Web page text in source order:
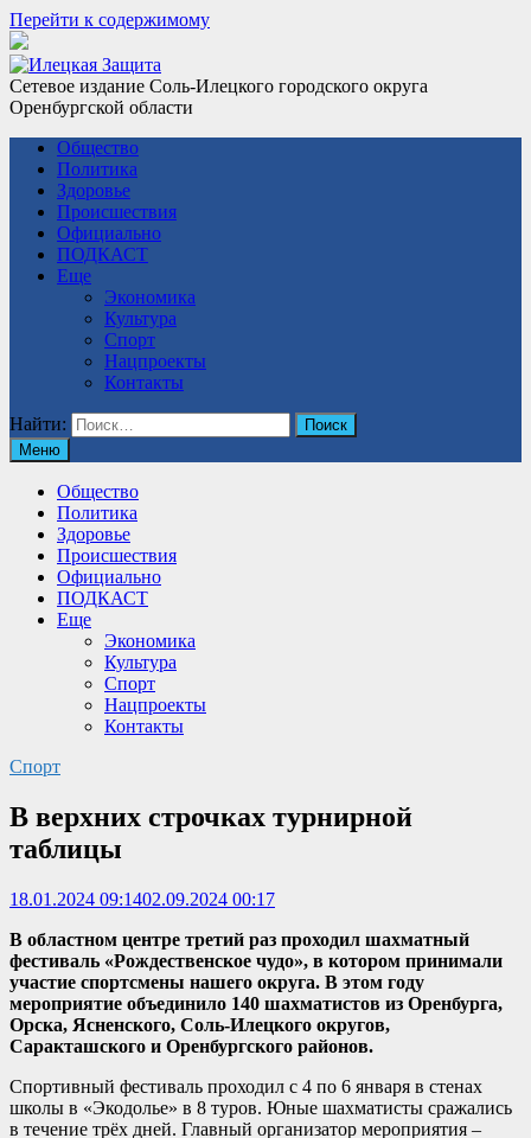
Перейти к содержимому
Сетевое издание Соль-Илецкого городского округа
Оренбургской области
Общество
Политика
Здоровье
Происшествия
Официально
ПОДКАСТ
Еще
Экономика
Культура
Спорт
Нацпроекты
Контакты
Найти:
Меню
Общество
Политика
Здоровье
Происшествия
Официально
ПОДКАСТ
Еще
Экономика
Культура
Спорт
Нацпроекты
Контакты
Спорт
В верхних строчках турнирной
таблицы
18.01.2024 09:1402.09.2024 00:17
В областном центре третий раз проходил шахматный
фестиваль «Рождественское чудо», в котором принимали
участие спортсмены нашего округа. В этом году
мероприятие объединило 140 шахматистов из Оренбурга,
Орска, Ясненского, Соль-Илецкого округов,
Саракташского и Оренбургского районов.
Спортивный фестиваль проходил с 4 по 6 января в стенах
школы в «Экодолье» в 8 туров. Юные шахматисты сражались
в течение трёх дней. Главный организатор мероприятия –